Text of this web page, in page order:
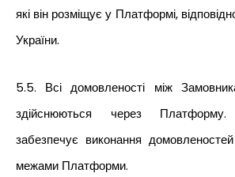
які він розміщує у Платформі,
України.
5.5. Всі домовленості між
здійснюються через
забезпечує виконання
межами Платформи.